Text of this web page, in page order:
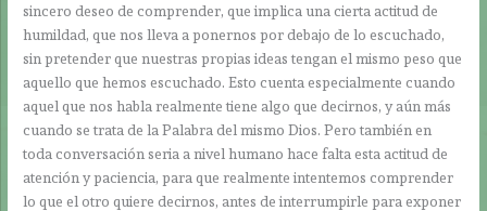
sincero deseo de comprender, que implica una cierta actitud de
humildad, que nos lleva a ponernos por debajo de lo escuchado,
sin pretender que nuestras propias ideas tengan el mismo peso que
aquello que hemos escuchado. Esto cuenta especialmente cuando
aquel que nos habla realmente tiene algo que decirnos, y aún más
cuando se trata de la Palabra del mismo Dios. Pero también en
toda conversación seria a nivel humano hace falta esta actitud de
atención y paciencia, para que realmente intentemos comprender
lo que el otro quiere decirnos, antes de interrumpirle para exponer